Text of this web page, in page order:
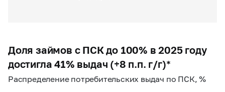
Доля займов с ПСК до 100% в 2025 году
достигла 41% выдач (+8 п.п. г/г)*
Распределение потребительских выдач по ПСК, %